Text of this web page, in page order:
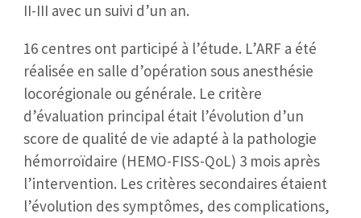
II-III avec un suivi d’un an.
16 centres ont participé à l’étude. L’ARF a été
réalisée en salle d’opération sous anesthésie
locorégionale ou générale. Le critère
d’évaluation principal était l’évolution d’un
score de qualité de vie adapté à la pathologie
hémorroïdaire (HEMO-FISS-QoL) 3 mois après
l’intervention. Les critères secondaires étaient
l’évolution des symptômes, des complications,